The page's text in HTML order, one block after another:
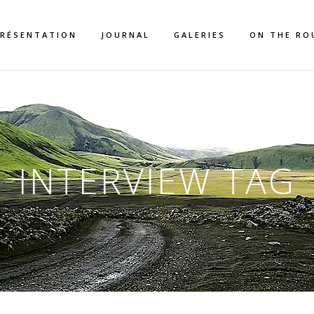
JOURNAL GALERIES ON THE
INTERVIEW TAG